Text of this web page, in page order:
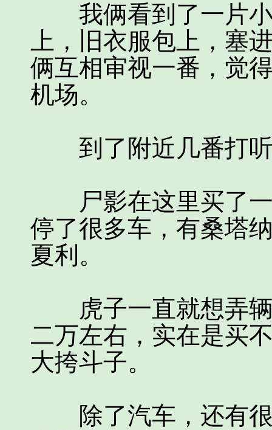
我俩看到了一片小
上，旧衣服包上，塞
俩互相审视一番，觉
机场。
到了附近几番打听
尸影在这里买了一
停了很多车，有桑塔
夏利。
虎子一直就想弄辆
二万左右，实在是买
大挎斗子。
除了汽车，还有很